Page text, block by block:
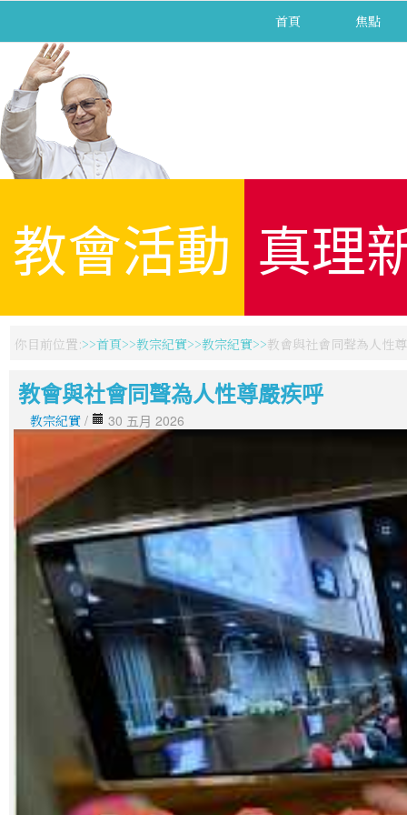
首頁 焦點
教會活動 真理
你目前位置: 首頁 教宗紀實 教宗紀實 教會與社會同聲為人性
教會與社會同聲為人性尊嚴疾呼
教宗紀實 / 30 五月 2026